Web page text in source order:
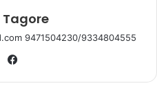
9471504230/9334804555
Facebook